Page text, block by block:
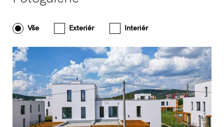
Vše Exteriér Interiér